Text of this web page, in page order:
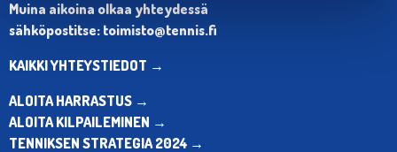
Muina aikoina olkaa yhteydessä
sähköpostitse: toimisto@tennis.fi
KAIKKI YHTEYSTIEDOT →
ALOITA HARRASTUS →
ALOITA KILPAILEMINEN →
TENNIKSEN STRATEGIA 2024 →